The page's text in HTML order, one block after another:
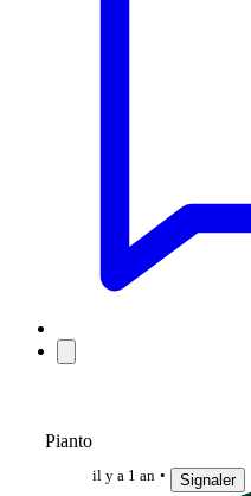
Pianto
il y a 1 an Signaler